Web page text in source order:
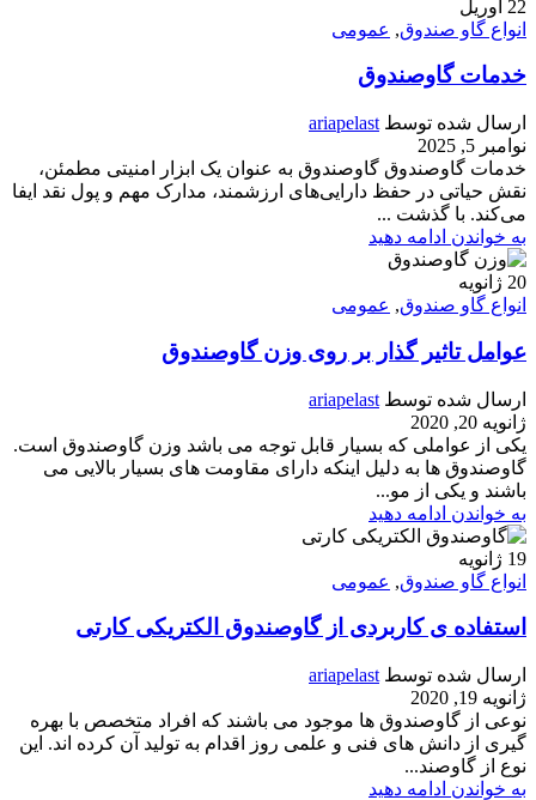
22 آوریل
انواع گاو صندوق, عمومی
خدمات گاوصندوق
ارسال شده توسط ariapelast
نوامبر 5, 2025
خدمات گاوصندوق گاوصندوق به عنوان یک ابزار امنیتی مطمئن،
نقش حیاتی در حفظ دارایی‌های ارزشمند، مدارک مهم و پول نقد ایفا
می‌کند. با گذشت ...
به خواندن ادامه دهید
20 ژانویه
انواع گاو صندوق, عمومی
عوامل تاثیر گذار بر روی وزن گاوصندوق
ارسال شده توسط ariapelast
ژانویه 20, 2020
یکی از عواملی که بسیار قابل توجه می باشد وزن گاوصندوق است.
گاوصندوق ها به دلیل اینکه دارای مقاومت های بسیار بالایی می
باشند و یکی از مو...
به خواندن ادامه دهید
19 ژانویه
انواع گاو صندوق, عمومی
استفاده ی کاربردی از گاوصندوق الکتریکی کارتی
ارسال شده توسط ariapelast
ژانویه 19, 2020
نوعی از گاوصندوق ها موجود می باشند که افراد متخصص با بهره
گیری از دانش های فنی و علمی روز اقدام به تولید آن کرده اند. این
نوع از گاوصند...
به خواندن ادامه دهید